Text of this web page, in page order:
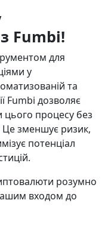
Fumbi!
для
у
та
Fumbi дозволяє
цього процесу без
Це зменшує ризик,
потенціал
розумно
входом до